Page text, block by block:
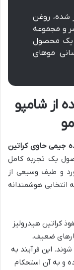
شده، روغن
و مجموعه
یک محصول
موهای
از شامپو
جیمی حاوی کراتین
یک تجربه کامل
و طیف وسیعی از
انتخابی هوشمندانه
کراتین هیدرولیز
ضعیف،
این فرآیند به
و به آن استحکام